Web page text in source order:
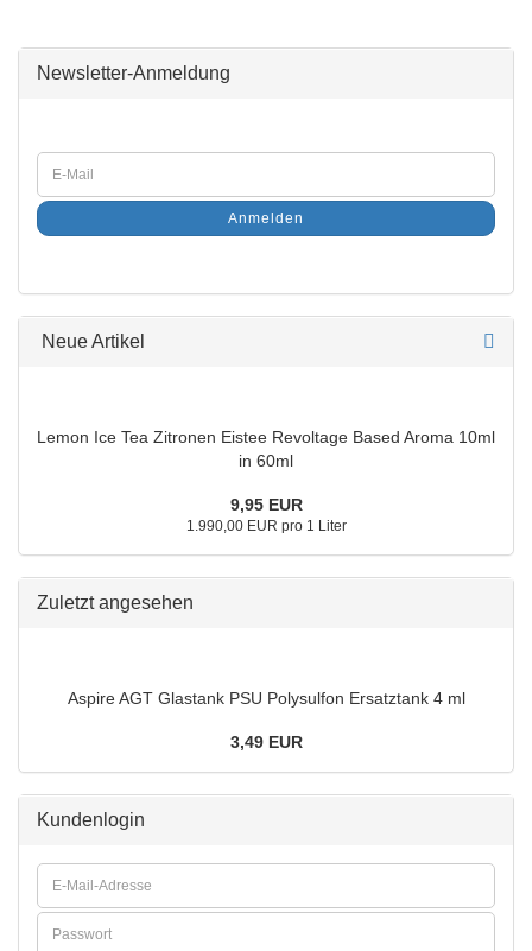
Newsletter-Anmeldung
Anmelden
Neue Artikel
Lemon Ice Tea Zitronen Eistee Revoltage Based Aroma 10ml
in 60ml
9,95 EUR
1.990,00 EUR pro 1 Liter
Zuletzt angesehen
Aspire AGT Glastank PSU Polysulfon Ersatztank 4 ml
3,49 EUR
Kundenlogin